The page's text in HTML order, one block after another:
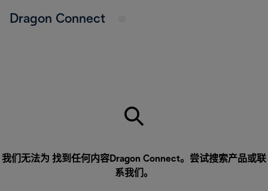
Dragon Connect
我们无法为 找到任何内容Dragon Connect。尝试搜索产品或联
系我们 。